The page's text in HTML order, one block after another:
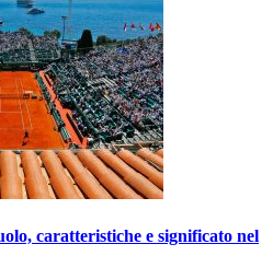
caratteristiche e significato nel